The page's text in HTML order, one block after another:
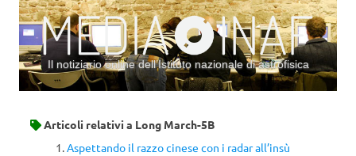
Il notiziario online dell’Istituto nazionale di astrofisica
Articoli relativi a Long March-5B
Aspettando il razzo cinese con i radar all’insù